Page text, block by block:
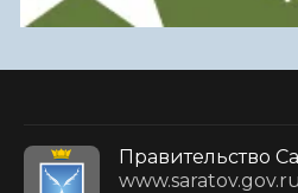
Правительство
www.saratov.gov.ru